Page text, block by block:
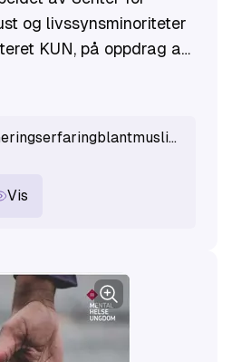
og livssynsminoriteter
KUN, på oppdrag av
rapport_diskrimineringserfaringblantmuslimer.pdf
Vis